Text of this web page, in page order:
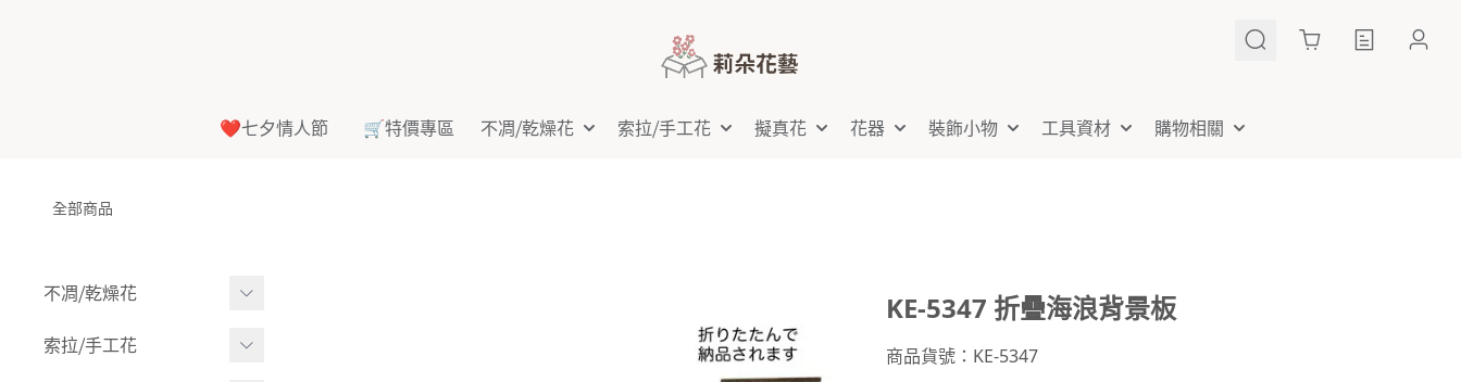
Cart
❤️七夕情人節 🛒特價專區 不凋⧸乾燥花 索拉⧸手工花 擬真花 花器 裝飾小物 工具資材 購物相關
全部商品
不凋⧸乾燥花
多色組合
索拉⧸手工花
KE-5347 折疊海浪背景板
商品貨號：KE-5347